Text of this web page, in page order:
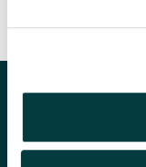
SNELLE REACTIE
Horloges